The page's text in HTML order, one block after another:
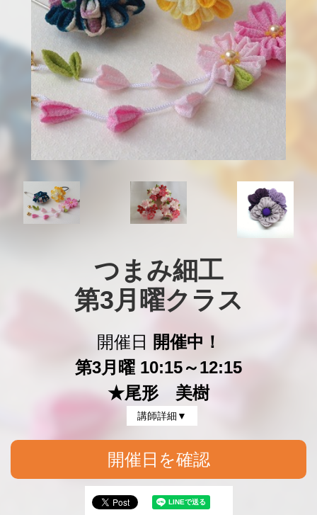
つまみ細工
第3月曜クラス
開催日
開催中！
第3月曜 10:15～12:15
★尾形 美樹
講師詳細▼
開催日を確認